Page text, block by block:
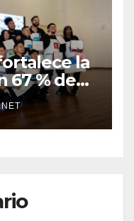
la
67 % de